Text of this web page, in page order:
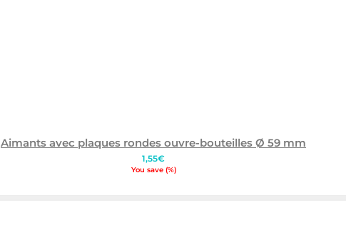
Aimants avec plaques rondes ouvre-bouteilles Ø 59 mm
1,55€
You save (%)